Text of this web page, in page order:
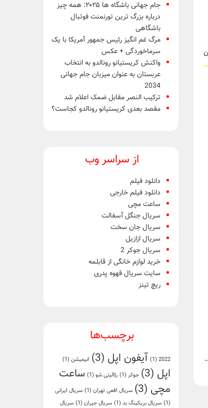
جام جهانی باشگاه ها ۲۰۲۵: همه چیز
درباره بزرگ ترین تورنمنت فوتبال
باشگاهی
مرگ غم انگیز رئیس جمهور آمریکا با یک
سرماخوردگی + عکس
واکنش کریستیانو رونالدو به انتخاب
عربستان به عنوان میزبان جام جهانی
2034
ترکیب النصر مقابل ضمک اعلام شد
مقصد بعدی کریستیانو رونالدو کجاست؟
از سراسر وب
دانلود فیلم
دانلود فیلم خارجی
ساعت مچی
سریال جنگل آسفالت
سریال جان سخت
سریال ازازیل
سریال جوکر 2
خرید لوازم خانگی از قابلمه
سایت سریال قهوه پدری
ریچ تینز
برچسب‌ها
2022
(1) آیفون اپل (3) انیمیشن (1)
اپل (3) جوکر (1) رئالیتی شو (1)
ساعت
مچی (3) سریال افعی تهران (1)
سریال ایرانی
(1)
سریال بریکینگ بد (1) سریال جیران (1)
سریال